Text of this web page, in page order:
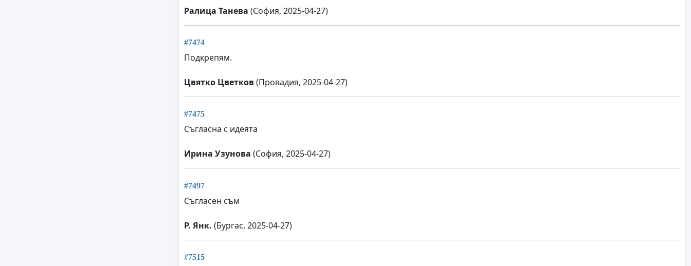
Ралица Танева (София, 2025-04-27)
#7474
Подкрепям.
Цвятко Цветков(Провадия, 2025-04-27)
#7475
Съгласна с идеята
Ирина Узунова (София, 2025-04-27)
#7497
Съгласен съм
Р. Янк. (Бургас, 2025-04-27)
#7515